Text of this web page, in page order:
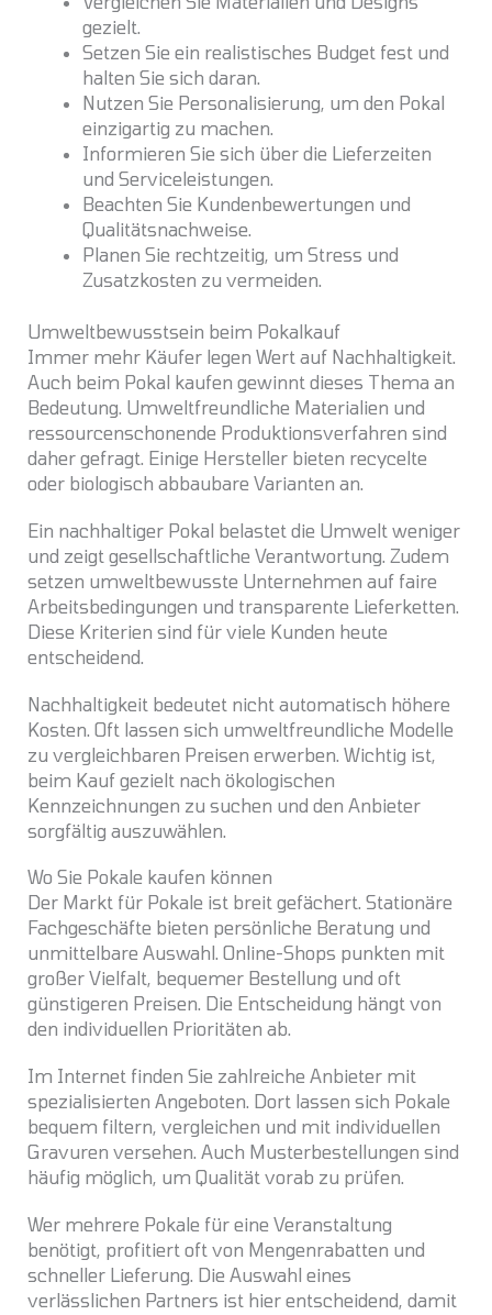
gezielt.
Setzen Sie ein realistisches Budget fest und
halten Sie sich daran.
Nutzen Sie Personalisierung, um den Pokal
einzigartig zu machen.
Informieren Sie sich über die Lieferzeiten
und Serviceleistungen.
Beachten Sie Kundenbewertungen und
Qualitätsnachweise.
Planen Sie rechtzeitig, um Stress und
Zusatzkosten zu vermeiden.
Umweltbewusstsein beim Pokalkauf
Immer mehr Käufer legen Wert auf Nachhaltigkeit.
Auch beim Pokal kaufen gewinnt dieses Thema an
Bedeutung. Umweltfreundliche Materialien und
ressourcenschonende Produktionsverfahren sind
daher gefragt. Einige Hersteller bieten recycelte
oder biologisch abbaubare Varianten an.
Ein nachhaltiger Pokal belastet die Umwelt weniger
und zeigt gesellschaftliche Verantwortung. Zudem
setzen umweltbewusste Unternehmen auf faire
Arbeitsbedingungen und transparente Lieferketten.
Diese Kriterien sind für viele Kunden heute
entscheidend.
Nachhaltigkeit bedeutet nicht automatisch höhere
Kosten. Oft lassen sich umweltfreundliche Modelle
zu vergleichbaren Preisen erwerben. Wichtig ist,
beim Kauf gezielt nach ökologischen
Kennzeichnungen zu suchen und den Anbieter
sorgfältig auszuwählen.
Wo Sie Pokale kaufen können
Der Markt für Pokale ist breit gefächert. Stationäre
Fachgeschäfte bieten persönliche Beratung und
unmittelbare Auswahl. Online-Shops punkten mit
großer Vielfalt, bequemer Bestellung und oft
günstigeren Preisen. Die Entscheidung hängt von
den individuellen Prioritäten ab.
Im Internet finden Sie zahlreiche Anbieter mit
spezialisierten Angeboten. Dort lassen sich Pokale
bequem filtern, vergleichen und mit individuellen
Gravuren versehen. Auch Musterbestellungen sind
häufig möglich, um Qualität vorab zu prüfen.
Wer mehrere Pokale für eine Veranstaltung
benötigt, profitiert oft von Mengenrabatten und
schneller Lieferung. Die Auswahl eines
verlässlichen Partners ist hier entscheidend, damit